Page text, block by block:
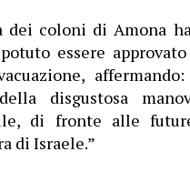
coloni di Amona
essere
disgustosa
di fronte alle
di Israele.”